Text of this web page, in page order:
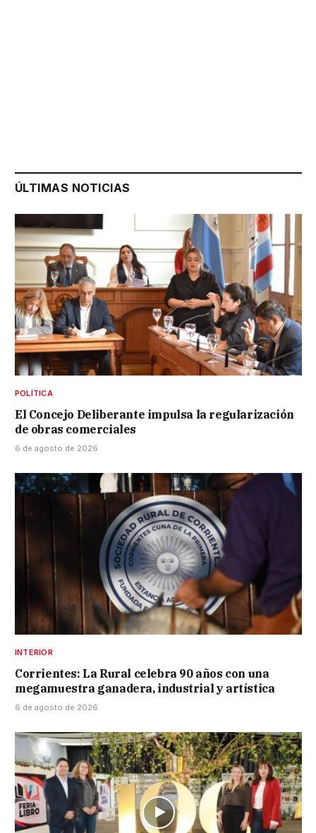
ÚLTIMAS NOTICIAS
POLÍTICA
El Concejo Deliberante impulsa la regularización
de obras comerciales
6 de agosto de 2026
INTERIOR
Corrientes: La Rural celebra 90 años con una
megamuestra ganadera, industrial y artística
6 de agosto de 2026